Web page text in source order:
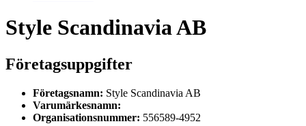
Style Scandinavia AB
Företagsuppgifter
Företagsnamn: Style Scandinavia AB
Varumärkesnamn:
Organisationsnummer: 556589-4952